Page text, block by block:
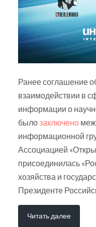
Ранее соглашение
взаимодействии в
информации о
былозаключено
информационной
Ассоциацией
присоединилась
хозяйства и
Президенте
Читать далее